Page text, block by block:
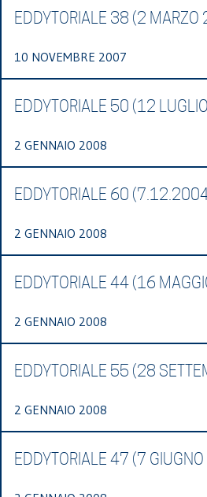
EDDYTORIALE 38 (2
10 NOVEMBRE 2007
EDDYTORIALE 50 (12
2 GENNAIO 2008
EDDYTORIALE 60
2 GENNAIO 2008
EDDYTORIALE 44 (16
2 GENNAIO 2008
EDDYTORIALE 55 (28
2 GENNAIO 2008
EDDYTORIALE 47 (7